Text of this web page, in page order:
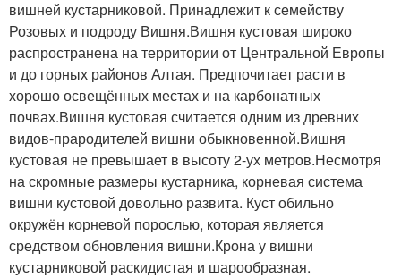
вишней кустарниковой. Принадлежит к семейству
Розовых и подроду Вишня.Вишня кустовая широко
распространена на территории от Центральной Европы
и до горных районов Алтая. Предпочитает расти в
хорошо освещённых местах и на карбонатных
почвах.Вишня кустовая считается одним из древних
видов-прародителей вишни обыкновенной.Вишня
кустовая не превышает в высоту 2-ух метров.Несмотря
на скромные размеры кустарника, корневая система
вишни кустовой довольно развита. Куст обильно
окружён корневой порослью, которая является
средством обновления вишни.Крона у вишни
кустарниковой раскидистая и шарообразная.